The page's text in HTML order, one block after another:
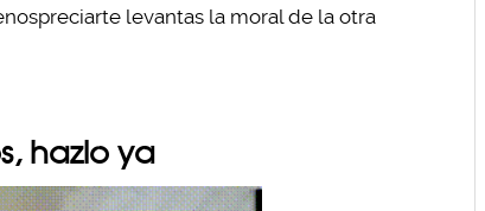
levantas la moral de la otra
hazlo ya